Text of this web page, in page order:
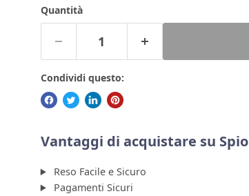
Quantità
Condividi questo:
Vantaggi di acquistare su Spio
Reso Facile e Sicuro
Pagamenti Sicuri